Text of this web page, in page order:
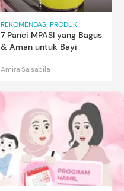
REKOMENDASI PRODUK
7 Panci MPASI yang Bagus
& Aman untuk Bayi
Amira Salsabila